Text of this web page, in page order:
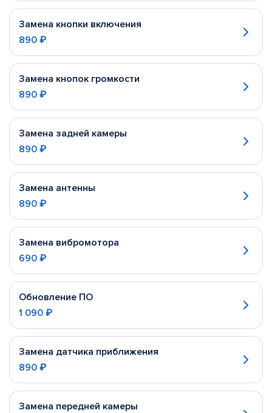
Замена кнопки включения
890 ₽
Замена кнопок громкости
890 ₽
Замена задней камеры
890 ₽
Замена антенны
890 ₽
Замена вибромотора
690 ₽
Обновление ПО
1 090 ₽
Замена датчика приближения
890 ₽
Замена передней камеры